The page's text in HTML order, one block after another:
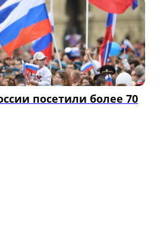
посетили более 70